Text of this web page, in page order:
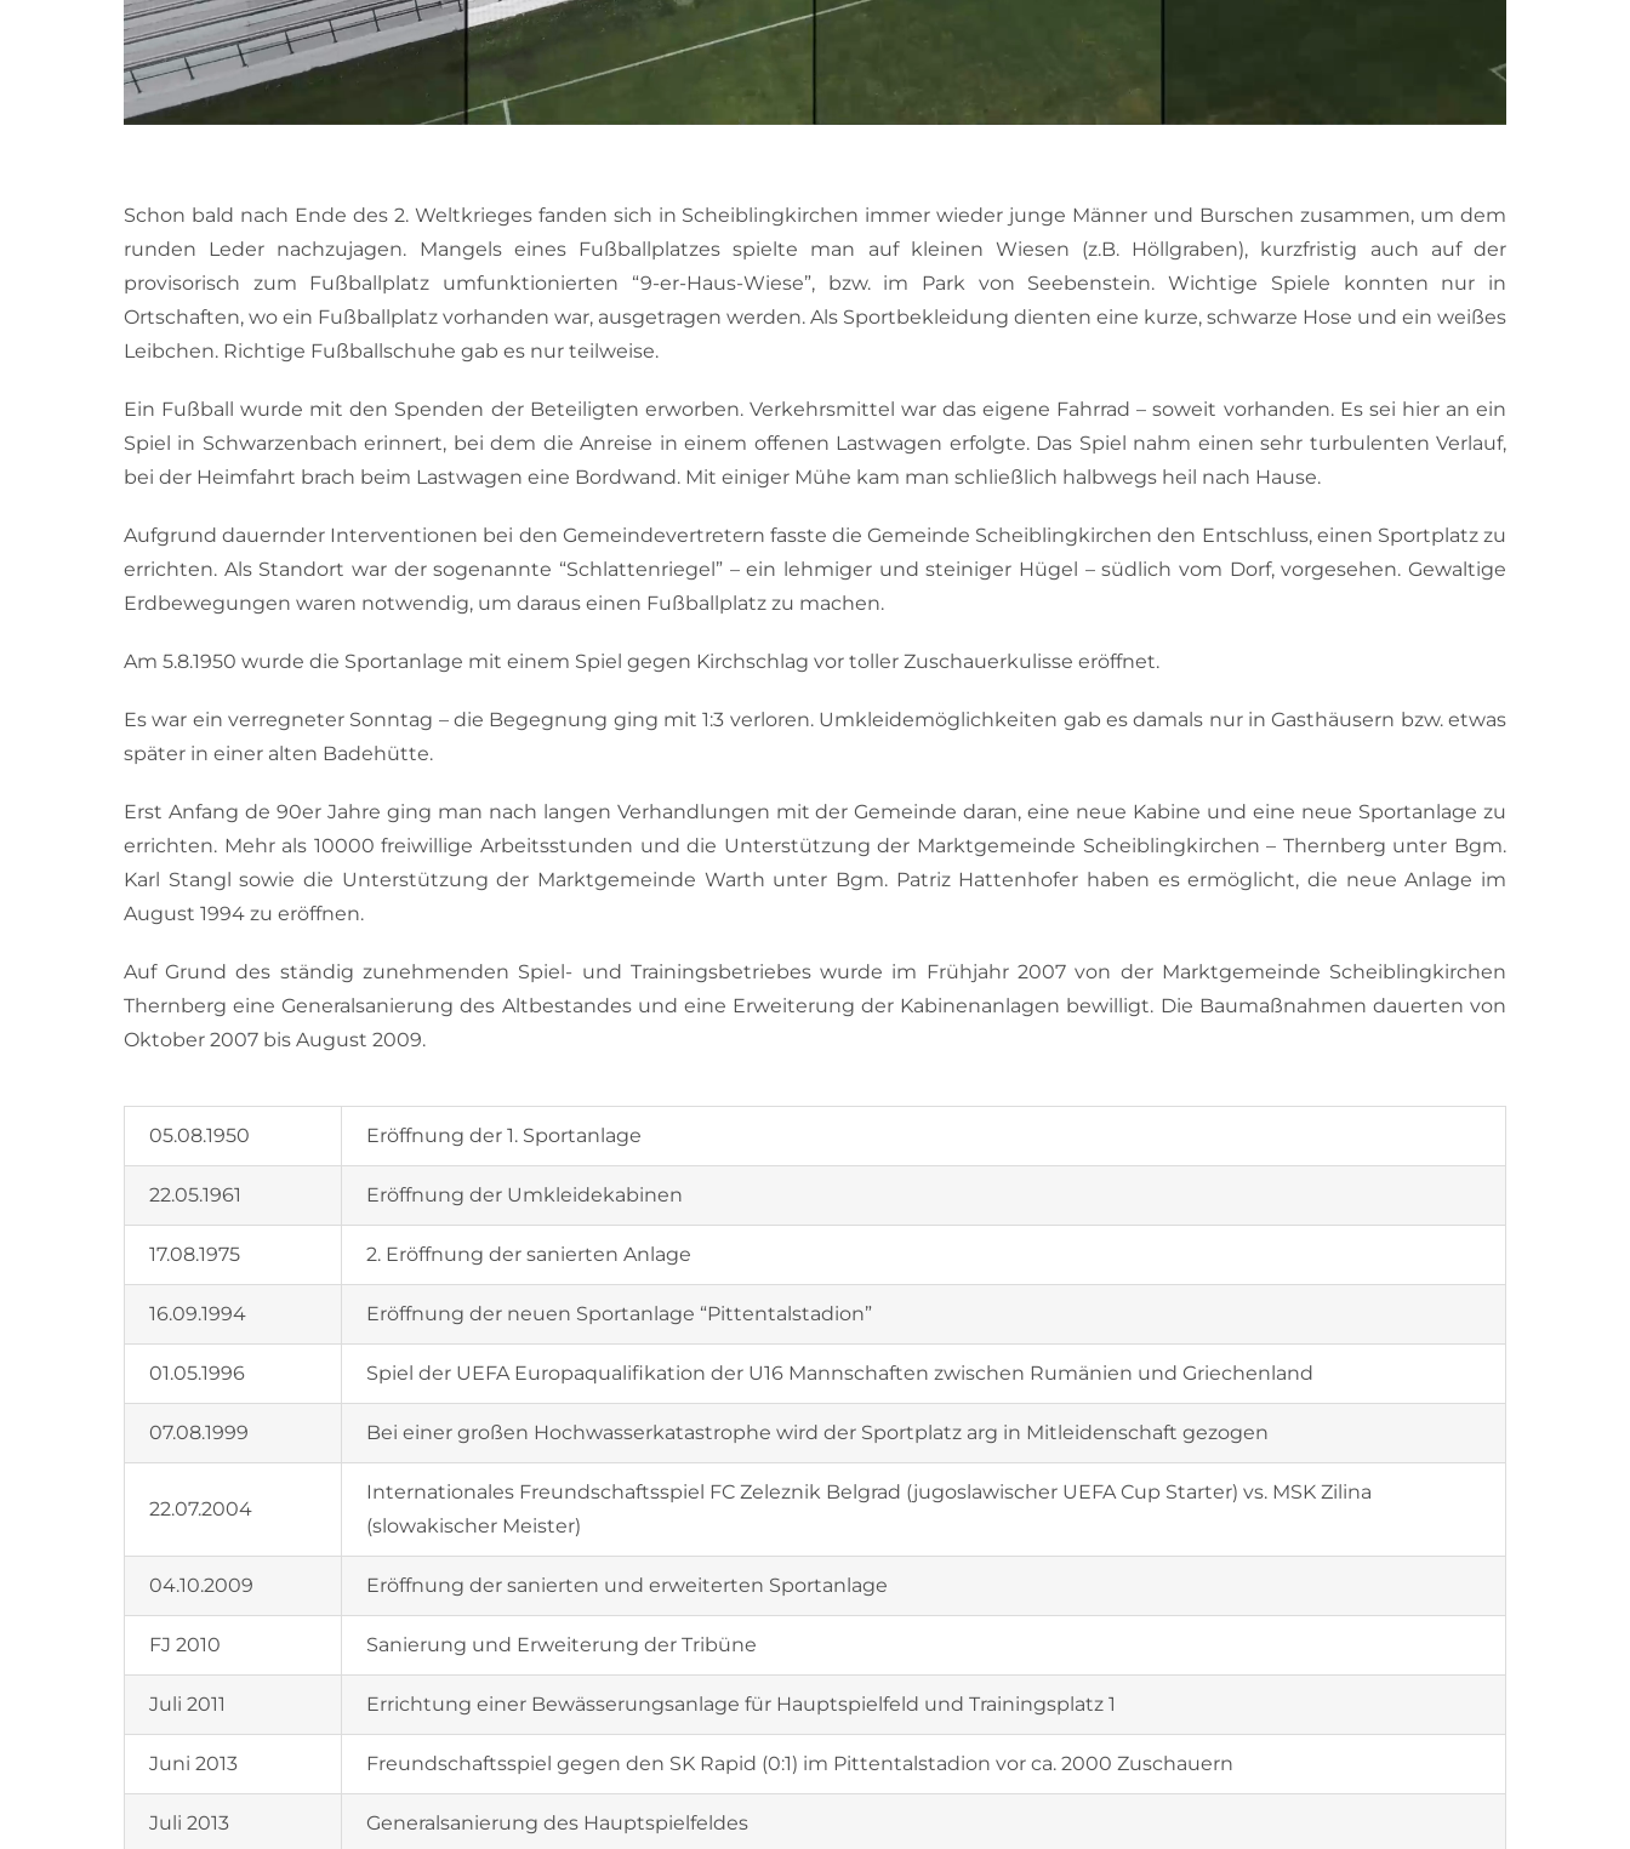
Schon bald nach Ende des 2. Weltkrieges fanden sich in Scheiblingkirchen immer wieder junge Männer und Burschen zusammen, um dem
runden Leder nachzujagen. Mangels eines Fußballplatzes spielte man auf kleinen Wiesen (z.B. Höllgraben), kurzfristig auch auf der
provisorisch zum Fußballplatz umfunktionierten “9-er-Haus-Wiese”, bzw. im Park von Seebenstein. Wichtige Spiele konnten nur in
Ortschaften, wo ein Fußballplatz vorhanden war, ausgetragen werden. Als Sportbekleidung dienten eine kurze, schwarze Hose und ein weißes
Leibchen. Richtige Fußballschuhe gab es nur teilweise.
Ein Fußball wurde mit den Spenden der Beteiligten erworben. Verkehrsmittel war das eigene Fahrrad – soweit vorhanden. Es sei hier an ein
Spiel in Schwarzenbach erinnert, bei dem die Anreise in einem offenen Lastwagen erfolgte. Das Spiel nahm einen sehr turbulenten Verlauf,
bei der Heimfahrt brach beim Lastwagen eine Bordwand. Mit einiger Mühe kam man schließlich halbwegs heil nach Hause.
Aufgrund dauernder Interventionen bei den Gemeindevertretern fasste die Gemeinde Scheiblingkirchen den Entschluss, einen Sportplatz zu
errichten. Als Standort war der sogenannte “Schlattenriegel” – ein lehmiger und steiniger Hügel – südlich vom Dorf, vorgesehen. Gewaltige
Erdbewegungen waren notwendig, um daraus einen Fußballplatz zu machen.
Am 5.8.1950 wurde die Sportanlage mit einem Spiel gegen Kirchschlag vor toller Zuschauerkulisse eröffnet.
Es war ein verregneter Sonntag – die Begegnung ging mit 1:3 verloren. Umkleidemöglichkeiten gab es damals nur in Gasthäusern bzw. etwas
später in einer alten Badehütte.
Erst Anfang de 90er Jahre ging man nach langen Verhandlungen mit der Gemeinde daran, eine neue Kabine und eine neue Sportanlage zu
errichten. Mehr als 10000 freiwillige Arbeitsstunden und die Unterstützung der Marktgemeinde Scheiblingkirchen – Thernberg unter Bgm.
Karl Stangl sowie die Unterstützung der Marktgemeinde Warth unter Bgm. Patriz Hattenhofer haben es ermöglicht, die neue Anlage im
August 1994 zu eröffnen.
Auf Grund des ständig zunehmenden Spiel- und Trainingsbetriebes wurde im Frühjahr 2007 von der Marktgemeinde Scheiblingkirchen
Thernberg eine Generalsanierung des Altbestandes und eine Erweiterung der Kabinenanlagen bewilligt. Die Baumaßnahmen dauerten von
Oktober 2007 bis August 2009.
05.08.1950 Eröffnung der 1. Sportanlage
22.05.1961 Eröffnung der Umkleidekabinen
17.08.1975 2. Eröffnung der sanierten Anlage
16.09.1994 Eröffnung der neuen Sportanlage “Pittentalstadion”
01.05.1996 Spiel der UEFA Europaqualifikation der U16 Mannschaften zwischen Rumänien und Griechenland
07.08.1999 Bei einer großen Hochwasserkatastrophe wird der Sportplatz arg in Mitleidenschaft gezogen
22.07.2004
Internationales Freundschaftsspiel FC Zeleznik Belgrad (jugoslawischer UEFA Cup Starter) vs. MSK Zilina
(slowakischer Meister)
04.10.2009 Eröffnung der sanierten und erweiterten Sportanlage
FJ 2010 Sanierung und Erweiterung der Tribüne
Juli 2011 Errichtung einer Bewässerungsanlage für Hauptspielfeld und Trainingsplatz 1
Juni 2013 Freundschaftsspiel gegen den SK Rapid (0:1) im Pittentalstadion vor ca. 2000 Zuschauern
Juli 2013 Generalsanierung des Hauptspielfeldes